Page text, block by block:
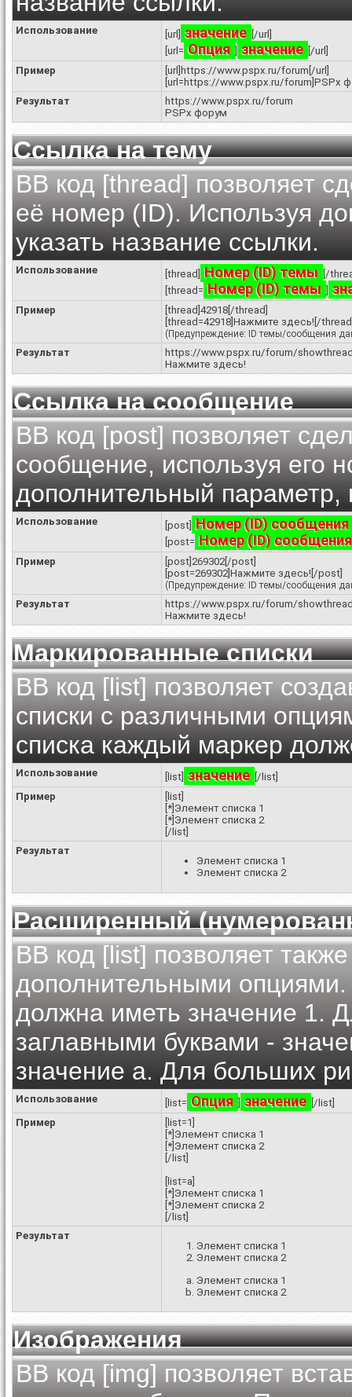
Использование [url] значение [/url]
[url= Опция значение [/url]
Пример
[url]https://www.pspx.ru/forum[/url]
[url=https://www.pspx.ru/forum]PSPx
Результат
https://www.pspx.ru/forum
PSPx форум
Ссылка на тему
BB код [thread] позволяет
её номер (ID). Используя
указать название ссылки.
Использование [thread] Номер (ID) темы
[/
[thread= Номер (ID) темы
Пример
[thread]42918[/thread]
[thread=42918]Нажмите здесь![/
(Предупреждение: ID темы/сообщения
Результат
https://www.pspx.ru/forum/
Нажмите здесь!
Ссылка на сообщение
BB код [post] позволяет
сообщение, используя его
дополнительный параметр,
Использование [post] Номер (ID) сообщения
[post= Номер (ID) сообщения
Пример
[post]269302[/post]
[post=269302]Нажмите здесь![/post]
(Предупреждение: ID темы/сообщения
Результат
https://www.pspx.ru/forum/
Нажмите здесь!
Маркированные списки
BB код [list] позволяет
списки с различными
списка каждый маркер
Использование [list] значение [/list]
Пример
[list]
[*]Элемент списка 1
[*]Элемент списка 2
[/list]
Результат
Элемент списка 1
Элемент списка 2
Расширенный
BB код [list] позволяет
дополнительными
должна иметь значение 1.
заглавными буквами -
значение а. Для больших
Использование [list= Опция значение [/list]
Пример
[list=1]
[*]Элемент списка 1
[*]Элемент списка 2
[/list]
[list=a]
[*]Элемент списка 1
[*]Элемент списка 2
[/list]
Результат
Элемент списка 1
Элемент списка 2
Элемент списка 1
Элемент списка 2
Изображения
BB код [img] позволяет